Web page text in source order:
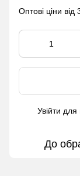
Оптові ціни від
Увійти для
До